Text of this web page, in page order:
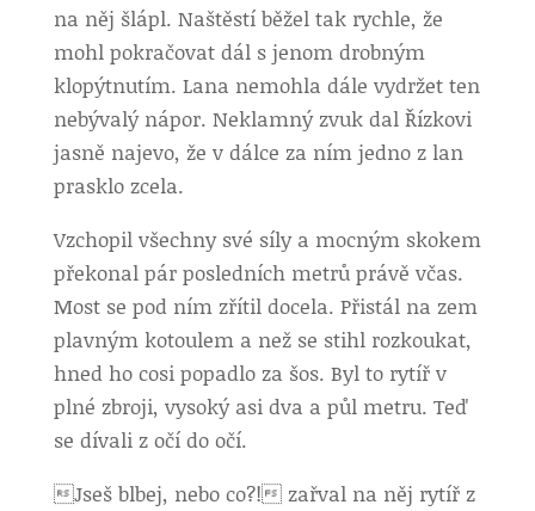
na něj šlápl. Naštěstí běžel tak rychle, že
mohl pokračovat dál s jenom drobným
klopýtnutím. Lana nemohla dále vydržet ten
nebývalý nápor. Neklamný zvuk dal Řízkovi
jasně najevo, že v dálce za ním jedno z lan
prasklo zcela.
Vzchopil všechny své síly a mocným skokem
překonal pár posledních metrů právě včas.
Most se pod ním zřítil docela. Přistál na zem
plavným kotoulem a než se stihl rozkoukat,
hned ho cosi popadlo za šos. Byl to rytíř v
plné zbroji, vysoký asi dva a půl metru. Teď
se dívali z očí do očí.
Jseš blbej, nebo co?! zařval na něj rytíř z